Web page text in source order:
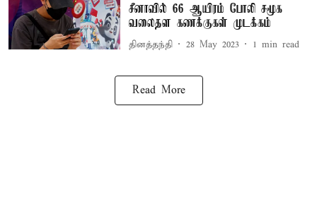
சீனாவில் 66 ஆயிரம் போலி சமூக
வலைதள கணக்குகள் முடக்கம்
தினத்தந்தி 28 May 2023 1 min read
Read More